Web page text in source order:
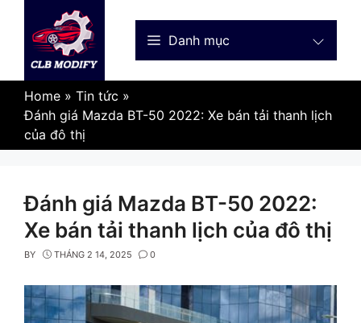
content
Danh mục
Home » Tin tức »
Đánh giá Mazda BT-50 2022: Xe bán tải thanh lịch
của đô thị
Đánh giá Mazda BT-50 2022:
Xe bán tải thanh lịch của đô thị
BY THÁNG 2 14, 2025 0